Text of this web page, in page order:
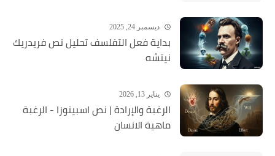
ديسمبر 24, 2025
بداية فعل التفلسف تحليل نص فريدريك
نيتشه
يناير 13, 2026
الرغبة والإرادة | نص اسبينوزا - الرغبة
ماهية الانسان